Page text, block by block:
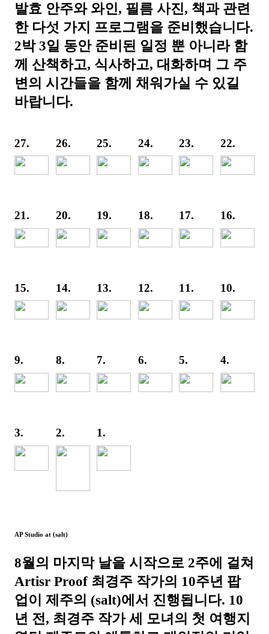
발효 안주와 와인, 필름 사진, 책과 관련
한 다섯 가지 프로그램을 준비했습니다.
2박 3일 동안 준비된 일정 뿐 아니라 함
께 산책하고, 식사하고, 대화하며 그 주
변의 시간들을 함께 채워가실 수 있길
바랍니다.
27. 26. 25. 24. 23. 22.
21. 20. 19. 18. 17. 16.
15. 14. 13. 12. 11. 10.
9. 8. 7. 6. 5. 4.
3. 2. 1.
AP Studio at (salt)
8월의 마지막 날을 시작으로 2주에 걸쳐
Artisr Proof 최경주 작가의 10주년 팝
업이 제주의 (salt)에서 진행됩니다. 10
년 전, 최경주 작가 세 모녀의 첫 여행지